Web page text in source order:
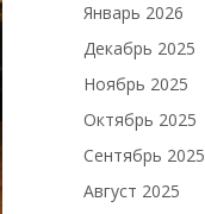
Январь 2026
Декабрь 2025
Ноябрь 2025
Октябрь 2025
Сентябрь 2025
Август 2025